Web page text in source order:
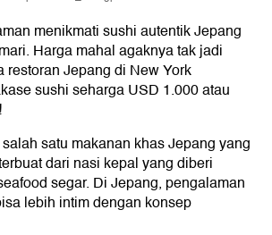
menikmati sushi autentik Jepang
Harga mahal agaknya tak jadi
restoran Jepang di New York
sushi seharga USD 1.000 atau
satu makanan khas Jepang yang
dari nasi kepal yang diberi
segar. Di Jepang, pengalaman
lebih intim dengan konsep